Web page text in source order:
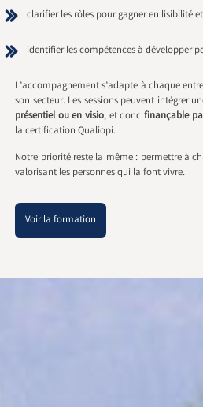
clarifier les rôles pour gagner en lisibilité
identifier les compétences à développer
L’accompagnement s’adapte à chaque
son secteur. Les sessions peuvent intégrer
présentiel ou en visio, et donc finançable
la certification Qualiopi.
Notre priorité reste la même : permettre à
valorisant les personnes qui la font vivre.
Voir la formation